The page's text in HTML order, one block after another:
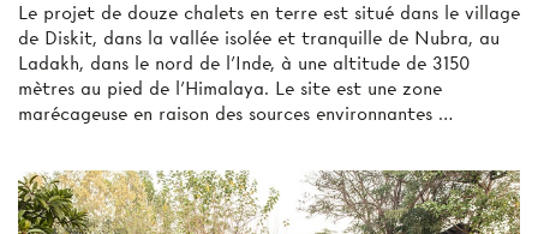
Le projet de douze chalets en terre est situé dans le village
de Diskit, dans la vallée isolée et tranquille de Nubra, au
Ladakh, dans le nord de l’Inde, à une altitude de 3150
mètres au pied de l’Himalaya. Le site est une zone
marécageuse en raison des sources environnantes …